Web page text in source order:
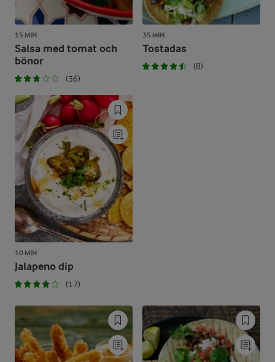
15 MIN
Salsa med tomat och
bönor
(36)
35 MIN
Tostadas
(8)
10 MIN
Jalapeno dip
(17)